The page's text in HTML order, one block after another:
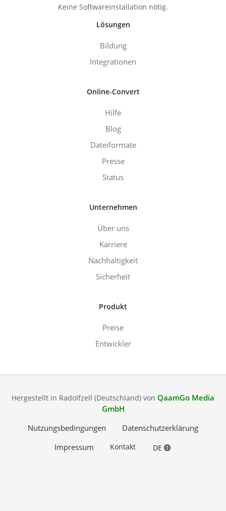
Keine Softwareinstallation nötig.
Lösungen
Bildung
Integrationen
Online-Convert
Hilfe
Blog
Dateiformate
Presse
Status
Unternehmen
Über uns
Karriere
Nachhaltigkeit
Sicherheit
Produkt
Preise
Entwickler
Hergestellt in Radolfzell (Deutschland) von QaamGo Media
GmbH
Nutzungsbedingungen
Datenschutzerklärung
Impressum
Kontakt DE